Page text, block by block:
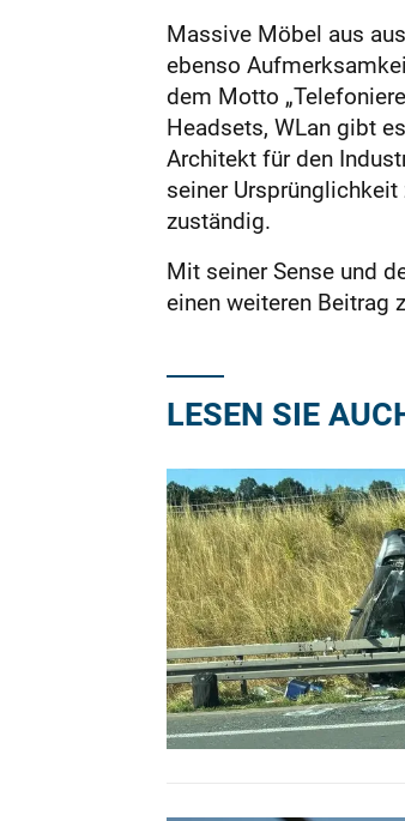
Massive Möbel aus
ebenso
dem Motto
Headsets, WLan gibt
Architekt für den
seiner
zuständig.
Mit seiner Sense und
einen weiteren Beitrag
LESEN SIE